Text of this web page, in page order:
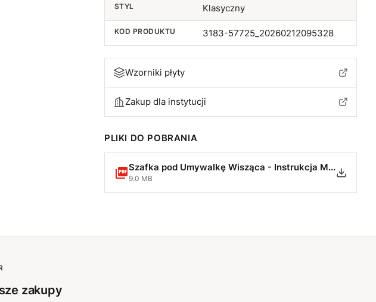
STYL Klasyczny
KOD PRODUKTU 3183-57725_20260212095328
Wzorniki płyty
Zakup dla instytucji
PLIKI DO POBRANIA
Szafka pod Umywalkę Wisząca - Instrukcja Montażu.pdf
9.0 MB
zakupy